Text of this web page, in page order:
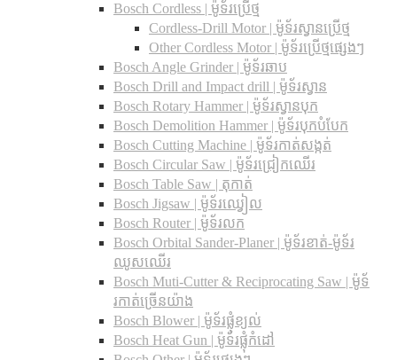
Bosch Cordless | ម៉ូទ័រប្រើថ្ម
Cordless-Drill Motor | ម៉ូទ័រស្វានប្រើថ្ម
Other Cordless Motor | ម៉ូទ័រប្រើថ្មផ្សេងៗ
Bosch Angle Grinder | ម៉ូទ័រឆាប
Bosch Drill and Impact drill | ម៉ូទ័រស្វាន
Bosch Rotary Hammer | ម៉ូទ័រស្វានបុក
Bosch Demolition Hammer | ម៉ូទ័របុកបំបែក
Bosch Cutting Machine | ម៉ូទ័រកាត់សង្កត់
Bosch Circular Saw | ម៉ូទ័រជ្រៀកឈើរ
Bosch Table Saw | តុកាត់
Bosch Jigsaw | ម៉ូទ័រឈ្វៀល
Bosch Router | ម៉ូទ័រលក
Bosch Orbital Sander-Planer​ | ម៉ូទ័រខាត់-ម៉ូទ័រ
ឈូសឈើរ
Bosch Muti-Cutter & Reciprocating Saw​ | ម៉ូទ័
រកាត់ច្រើនយ៉ាង
Bosch Blower | ម៉ូទ័រផ្លុំខ្យល់
Bosch Heat Gun | ម៉ូទ័រផ្លុំកំដៅ